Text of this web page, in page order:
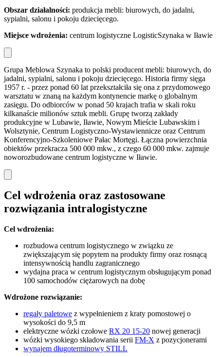
Obszar działalności: produkcja mebli: biurowych, do jadalni,
sypialni, salonu i pokoju dziecięcego.
Miejsce wdrożenia: centrum logistyczne LogisticSzynaka w Iławie
Grupa Meblowa Szynaka to polski producent mebli: biurowych, do
jadalni, sypialni, salonu i pokoju dziecięcego. Historia firmy sięga
1957 r. - przez ponad 60 lat przekształciła się ona z przydomowego
warsztatu w znaną na każdym kontynencie markę o globalnym
zasięgu. Do odbiorców w ponad 50 krajach trafia w skali roku
kilkanaście milionów sztuk mebli. Grupę tworzą zakłady
produkcyjne w Lubawie, Iławie, Nowym Mieście Lubawskim i
Wolsztynie, Centrum Logistyczno-Wystawiennicze oraz Centrum
Konferencyjno-Szkoleniowe Pałac Mortęgi. Łączna powierzchnia
obiektów przekracza 500 000 mkw., z czego 60 000 mkw. zajmuje
noworozbudowane centrum logistyczne w Iławie.
Cel wdrożenia oraz zastosowane
rozwiązania intralogistyczne
Cel wdrożenia:
rozbudowa centrum logistycznego w związku ze
zwiększającym się popytem na produkty firmy oraz rosnącą
intensywnością handlu zagranicznego
wydajna praca w centrum logistycznym obsługującym ponad
100 samochodów ciężarowych na dobę
Wdrożone rozwiązanie:
regały paletowe z wypełnieniem z kraty pomostowej o
wysokości do 9,5 m
elektryczne wózki czołowe RX 20 15-20 nowej generacji
wózki wysokiego składowania serii FM-X z pozycjonerami
wynajem długoterminowy STILL